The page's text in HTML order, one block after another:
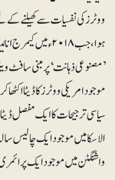
ووٹرز کی نفسیات سے کھیلنے کے
ہوا، جب ۲۰۱۸ء میں
’مصنوعی ذہانت‘ پر مبنی سافٹ
موجود امریکی ووٹرز کا ڈیٹا
سیاسی ترجیحات کا ایک مفصل
الاسکا میں موجود ایک چالیس
واشنگٹن میں موجود ایک